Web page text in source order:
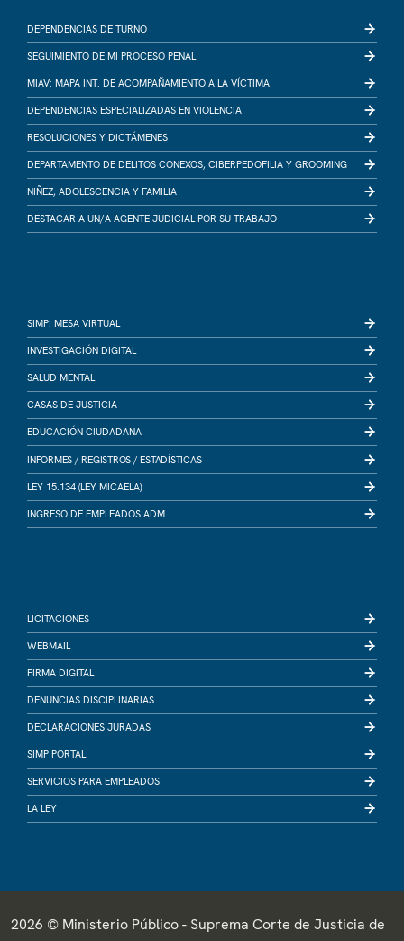
DEPENDENCIAS DE TURNO
SEGUIMIENTO DE MI PROCESO PENAL
MIAV: MAPA INT. DE ACOMPAÑAMIENTO A LA VÍCTIMA
DEPENDENCIAS ESPECIALIZADAS EN VIOLENCIA
RESOLUCIONES Y DICTÁMENES
DEPARTAMENTO DE DELITOS CONEXOS, CIBERPEDOFILIA Y GROOMING
NIÑEZ, ADOLESCENCIA Y FAMILIA
DESTACAR A UN/A AGENTE JUDICIAL POR SU TRABAJO
SIMP: MESA VIRTUAL
INVESTIGACIÓN DIGITAL
SALUD MENTAL
CASAS DE JUSTICIA
EDUCACIÓN CIUDADANA
INFORMES / REGISTROS / ESTADÍSTICAS
LEY 15.134 (LEY MICAELA)
INGRESO DE EMPLEADOS ADM.
LICITACIONES
WEBMAIL
FIRMA DIGITAL
DENUNCIAS DISCIPLINARIAS
DECLARACIONES JURADAS
SIMP PORTAL
SERVICIOS PARA EMPLEADOS
LA LEY
2026 © Ministerio Público - Suprema Corte de Justicia de